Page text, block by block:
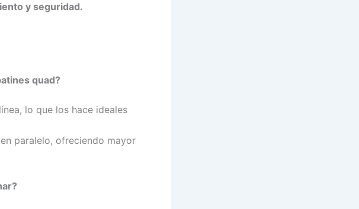
y seguridad.
quad?
lo que los hace ideales
paralelo, ofreciendo mayor